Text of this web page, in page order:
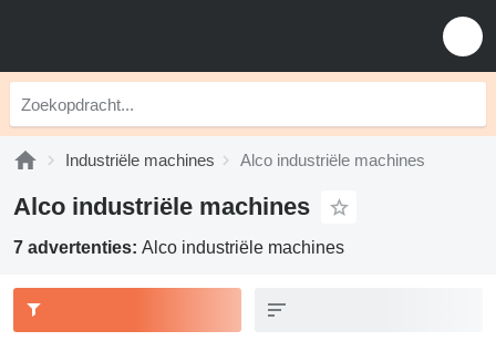
Industriële machines Alco industriële machines
Alco industriële machines
7 advertenties: Alco industriële machines